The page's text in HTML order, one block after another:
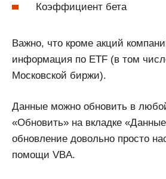
Коэффициент бета
Важно, что кроме акций
информация по ETF (в том
Московской биржи).
Данные можно обновить в
«Обновить» на вкладке
обновление довольно просто
помощи VBA.